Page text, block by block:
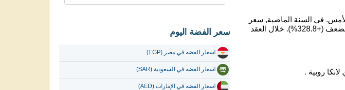
129.07 سري لانكا روبية (-0.62%) مقارنةً بالأمس. في السنة الماضية, سعر
الفضة ارتفع بمقدار 82.62%. على مدى 5 سنوات, سعر الفضة ارتفع بأكثر من الضعف (+328.8%). خلال العقد
سعر الفضة اليوم
اسعار الفضه في مصر (EGP)
اسعار الفضه في السعودية (SAR)
اسعار الفضه في الإمارات (AED)